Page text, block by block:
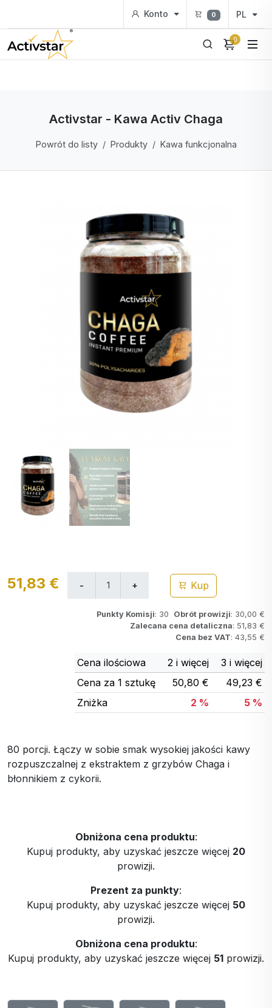
Konto 0 PL
0
Activstar - Kawa Activ Chaga
Powrót do listy Produkty Kawa funkcjonalna
51,83 € Kup
Punkty Komisji: 30 Obrót prowizji: 30,00 €
Zalecana cena detaliczna: 51,83 €
Cena bez VAT: 43,55 €
Cena ilościowa 2 i więcej
3 i więcej
Cena za 1 sztukę
50,80 €
49,23 €
Zniżka
2 % 5 %
80 porcji. Łączy w sobie smak wysokiej jakości kawy
rozpuszczalnej z ekstraktem z grzybów Chaga i
błonnikiem z cykorii.
Obniżona cena produktu:
Kupuj produkty, aby uzyskać jeszcze więcej 20
prowizji.
Prezent za punkty:
Kupuj produkty, aby uzyskać jeszcze więcej 50
prowizji.
Obniżona cena produktu:
Kupuj produkty, aby uzyskać jeszcze więcej 51 prowizji.